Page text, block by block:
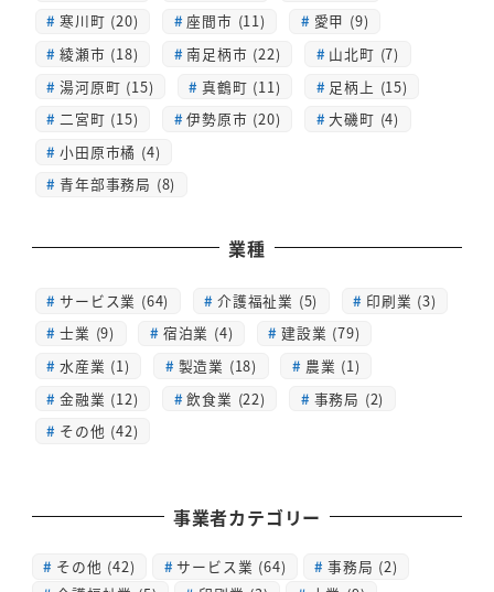
寒川町 (20)
座間市 (11)
愛甲 (9)
綾瀬市 (18)
南足柄市 (22)
山北町 (7)
湯河原町 (15)
真鶴町 (11)
足柄上 (15)
二宮町 (15)
伊勢原市 (20)
大磯町 (4)
小田原市橘 (4)
青年部事務局 (8)
業種
サービス業 (64) 介護福祉業 (5)
印刷業 (3)
士業 (9)
宿泊業 (4)
建設業 (79)
水産業 (1)
製造業 (18)
農業 (1)
金融業 (12)
飲食業 (22)
事務局 (2)
その他 (42)
事業者カテゴリー
その他 (42) サービス業 (64) 事務局 (2)